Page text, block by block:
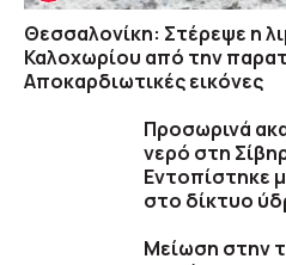
Θεσσαλονίκη: Στέρεψε η
Καλοχωρίου από την
Αποκαρδιωτικές εικόνες
Προσωρινά
νερό στη
Εντοπίστηκε
στο δίκτυο
Μείωση στην